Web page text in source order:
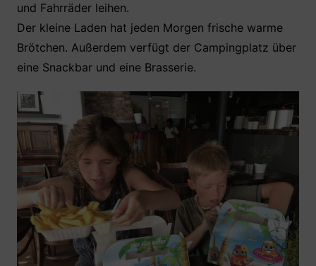
und Fahrräder leihen.
Der kleine Laden hat jeden Morgen frische warme
Brötchen. Außerdem verfügt der Campingplatz über
eine Snackbar und eine Brasserie.